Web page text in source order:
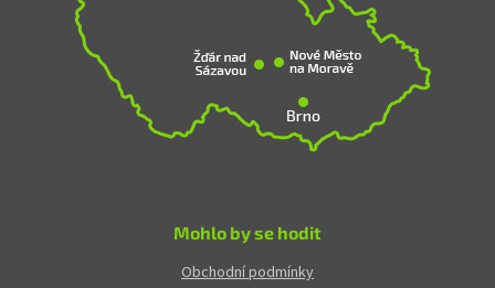
Mohlo by se hodit
Obchodní podmínky